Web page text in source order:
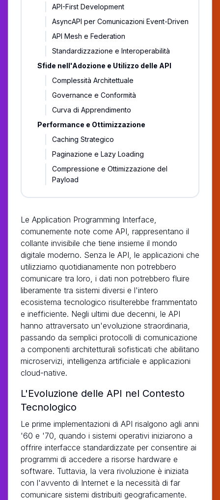
API-First Development
AsyncAPI per Comunicazioni Event-Driven
API Mesh e Federation
Standardizzazione e Interoperabilità
Sfide nell'Adozione e Utilizzo delle API
Complessità Architettuale
Governance e Conformità
Curva di Apprendimento
Performance e Ottimizzazione
Caching Strategico
Paginazione e Lazy Loading
Compressione e Ottimizzazione del
Payload
Le Application Programming Interface,
comunemente note come API, rappresentano il
collante invisibile che tiene insieme il mondo
digitale moderno. Senza le API, le applicazioni che
utilizziamo quotidianamente non potrebbero
comunicare tra loro, i dati non potrebbero fluire
liberamente tra sistemi diversi e l'intero
ecosistema tecnologico risulterebbe frammentato
e inefficiente. Negli ultimi due decenni, le API
hanno attraversato un'evoluzione straordinaria,
passando da semplici protocolli di comunicazione
a componenti architetturali sofisticati che abilitano
microservizi, intelligenza artificiale e applicazioni
cloud-native.
L'Evoluzione delle API nel Contesto
Tecnologico
Le prime implementazioni di API risalgono agli anni
'60 e '70, quando i sistemi operativi iniziarono a
offrire interfacce standardizzate per consentire ai
programmi di accedere a risorse hardware e
software. Tuttavia, la vera rivoluzione è iniziata
con l'avvento di Internet e la necessità di far
comunicare sistemi distribuiti geograficamente.